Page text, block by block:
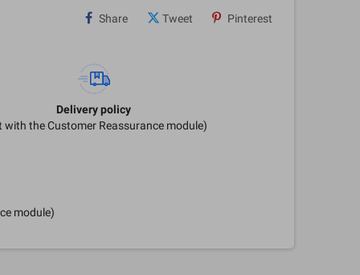
Share Tweet Pinterest
Delivery policy
with the Customer Reassurance module)
module)